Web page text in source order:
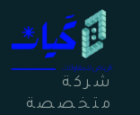
شركة
متخصصة